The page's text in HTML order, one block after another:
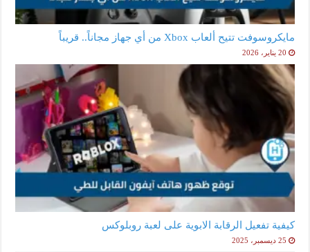
مايكروسوفت تتيح ألعاب Xbox من أي جهاز مجاناً.. قريباً
20 يناير، 2026
كيفية تفعيل الرقابة الابوية على لعبة روبلوكس
25 ديسمبر، 2025